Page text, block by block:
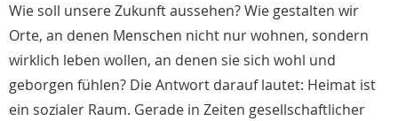
Wie soll unsere Zukunft aussehen? Wie gestalten wir
Orte, an denen Menschen nicht nur wohnen, sondern
wirklich leben wollen, an denen sie sich wohl und
geborgen fühlen? Die Antwort darauf lautet: Heimat ist
ein sozialer Raum. Gerade in Zeiten gesellschaftlicher